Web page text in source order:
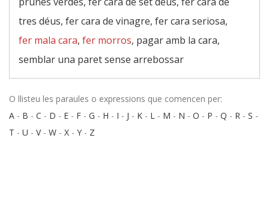
tres déus, fer cara de vinagre, fer cara seriosa,
fer mala cara, fer morros, pagar amb la cara,
semblar una paret sense arrebossar
O llisteu les paraules o expressions que comencen per:
A - B - C - D - E - F - G - H - I - J - K - L - M - N - O - P - Q - R - S -
T - U - V- W - X - Y - Z